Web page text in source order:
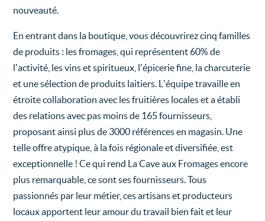
nouveauté.
En entrant dans la boutique, vous découvrirez cinq familles
de produits : les fromages, qui représentent 60% de
l’activité, les vins et spiritueux, l’épicerie fine, la charcuterie
et une sélection de produits laitiers. L’équipe travaille en
étroite collaboration avec les fruitières locales et a établi
des relations avec pas moins de 165 fournisseurs,
proposant ainsi plus de 3000 références en magasin. Une
telle offre atypique, à la fois régionale et diversifiée, est
exceptionnelle ! Ce qui rend La Cave aux Fromages encore
plus remarquable, ce sont ses fournisseurs. Tous
passionnés par leur métier, ces artisans et producteurs
locaux apportent leur amour du travail bien fait et leur